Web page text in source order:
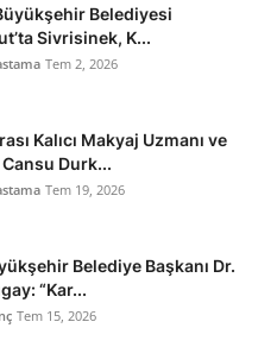
Belediyesi
Sivrisinek, K...
Tem 2, 2026
Kalıcı Makyaj Uzmanı ve
Durk...
Tem 19, 2026
Belediye Başkanı Dr.
“Kar...
Tem 15, 2026